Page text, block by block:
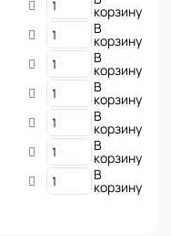
корзину
В
корзину
В
корзину
В
корзину
В
корзину
В
корзину
В
корзину